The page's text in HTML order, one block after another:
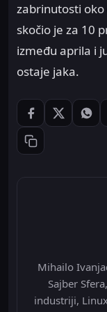
zabrinutosti
skočio je za 10
između aprila i
ostaje jaka.
Podeli:Podeli: X
Kopiraj link
Mihailo
Sajber
industriji,